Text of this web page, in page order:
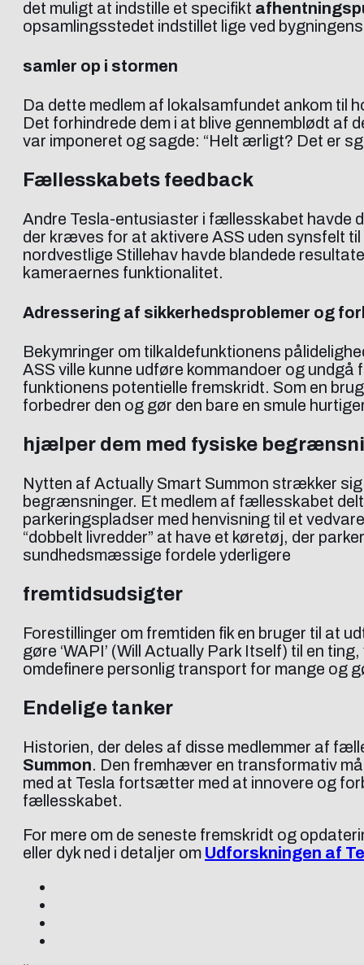
det muligt at indstille et specifikt
opsamlingsstedet indstillet lige ved
samler op i stormen
Da dette medlem af lokalsamfundet ankom til
Det forhindrede dem i at blive gennemblødt af
var imponeret og sagde: “Helt ærligt? Det er
Fællesskabets feedback
Andre Tesla-entusiaster i fællesskabet havde
der kræves for at aktivere ASS uden synsfelt
nordvestlige Stillehav havde blandede
kameraernes funktionalitet.
Adressering af sikkerhedsproblemer og
Bekymringer om tilkaldefunktionens
ASS ville kunne udføre kommandoer og
funktionens potentielle fremskridt. Som en
forbedrer den og gør den bare en smule
hjælper dem med fysiske
Nytten af Actually Smart Summon strækker
begrænsninger. Et medlem af fællesskabet
parkeringspladser med henvisning til et
“dobbelt livredder” at have et køretøj, der
sundhedsmæssige fordele yderligere
fremtidsudsigter
Forestillinger om fremtiden fik en bruger til at
gøre ‘WAPI’ (Will Actually Park Itself) til en
omdefinere personlig transport for mange og
Endelige tanker
Historien, der deles af disse medlemmer af
Summon. Den fremhæver en transformativ
med at Tesla fortsætter med at innovere og
fællesskabet.
For mere om de seneste fremskridt og
eller dyk ned i detaljer om Udforskningen af